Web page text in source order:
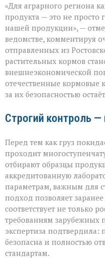
«Для аграрного региона
продукта — это не просто
нашей продукции», —
ведомстве, комментируя
отправленных из
растительных кормов
внешнеэкономической
отечественные кормовые
за их безопасностью
Строгий контроль —
Перед тем как груз
проходит
отбирают образцы
аккредитованную
параметрам, важным для
подход позволяет
соответствует не только
требованиям зарубежных
экспертиза
безопасна и полностью
стандартам.